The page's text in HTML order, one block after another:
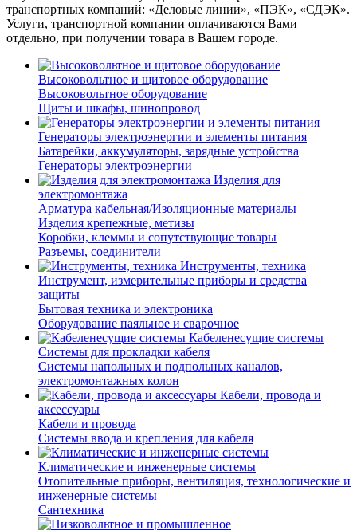
транспортных компаний: «Деловые линии», «ПЭК», «СДЭК».
Услуги, транспортной компании оплачиваются Вами
отдельно, при получении товара в Вашем городе.
Высоковольтное и щитовое оборудование
Высоковольтное оборудование
Щиты и шкафы, шинопровод
Генераторы электроэнергии и элементы питания
Батарейки, аккумуляторы, зарядные устройства
Генераторы электроэнергии
Изделия для
электромонтажа
Арматура кабельная/Изоляционные материалы
Изделия крепежные, метизы
Коробки, клеммы и сопутствующие товары
Разъемы, соединители
Инструменты, техника
Инструмент, измерительные приборы и средства
защиты
Бытовая техника и электроника
Оборудование паяльное и сварочное
Кабеленесущие системы
Системы для прокладки кабеля
Системы напольных и подпольных каналов,
электромонтажных колон
Кабели, провода и
аксессуары
Кабели и провода
Системы ввода и крепления для кабеля
Климатические и инженерные системы
Отопительные приборы, вентиляция, технологические и
инженерные системы
Сантехника